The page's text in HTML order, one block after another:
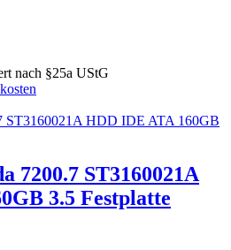
nach §25a UStG
7200.7 ST3160021A
3.5 Festplatte